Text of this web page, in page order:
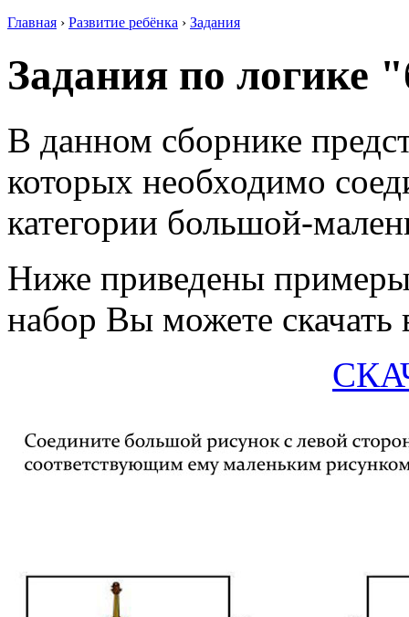
Главная › Развитие ребёнка › Задания
Задания по логике
В данном сборнике
которых необходимо
категории большой-
Ниже приведены
набор Вы можете скачать